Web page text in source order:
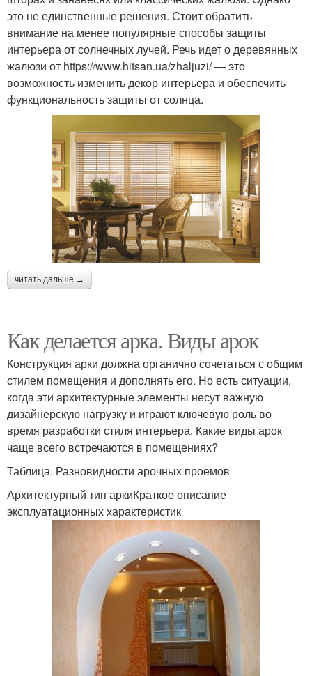
это не единственные решения. Стоит обратить
внимание на менее популярные способы защиты
интерьера от солнечных лучей. Речь идет о деревянных
жалюзи от https://www.hitsan.ua/zhaljuzi/ — это
возможность изменить декор интерьера и обеспечить
функциональность защиты от солнца.
читать дальше →
Как делается арка. Виды арок
Конструкция арки должна органично сочетаться с общим
стилем помещения и дополнять его. Но есть ситуации,
когда эти архитектурные элементы несут важную
дизайнерскую нагрузку и играют ключевую роль во
время разработки стиля интерьера. Какие виды арок
чаще всего встречаются в помещениях?
Таблица. Разновидности арочных проемов
Архитектурный тип аркиКраткое описание
эксплуатационных характеристик